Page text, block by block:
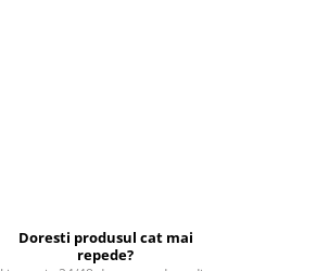
Doresti produsul cat mai
repede?